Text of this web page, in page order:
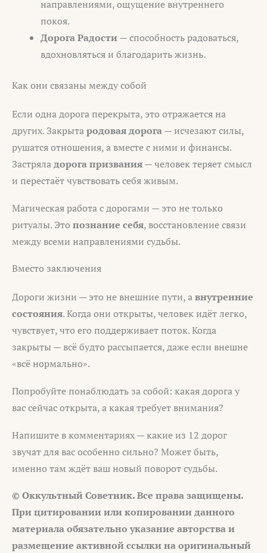
направлениями, ощущение внутреннего
покоя.
Дорога Радости— способность радоваться,
вдохновляться и благодарить жизнь.
Как они связаны между собой
Если одна дорога перекрыта, это отражается на
других. Закрытародовая дорога— исчезают силы,
рушатся отношения, а вместе с ними и финансы.
Застряладорога призвания— человек теряет смысл
и перестаёт чувствовать себя живым.
Магическая работа с дорогами — это не только
ритуалы. Это познание себя, восстановление связи
между всеми направлениями судьбы.
Вместо заключения
Дороги жизни — это не внешние пути, авнутренние
состояния. Когда они открыты, человек идёт легко,
чувствует, что его поддерживает поток. Когда
закрыты — всё будто рассыпается, даже если внешне
«всё нормально».
Попробуйте понаблюдать за собой: какая дорога у
вас сейчас открыта, а какая требует внимания?
Напишите в комментариях — какие из 12 дорог
звучат для вас особенно сильно? Может быть,
именно там ждёт ваш новый поворот судьбы.
© Оккультный Советник. Все права защищены.
При цитировании или копировании данного
материала обязательно указание авторства и
размещение активной ссылки на оригинальный